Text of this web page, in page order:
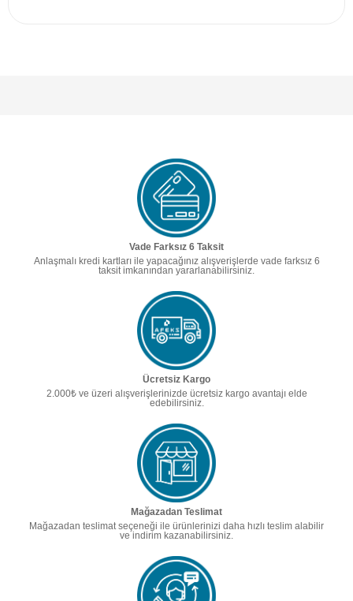
Vade Farksız 6 Taksit
Anlaşmalı kredi kartları ile yapacağınız alışverişlerde vade farksız 6
taksit imkanından yararlanabilirsiniz.
Ücretsiz Kargo
2.000₺ ve üzeri alışverişlerinizde ücretsiz kargo avantajı elde
edebilirsiniz.
Mağazadan Teslimat
Mağazadan teslimat seçeneği ile ürünlerinizi daha hızlı teslim alabilir
ve indirim kazanabilirsiniz.